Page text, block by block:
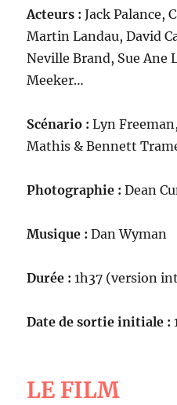
Acteurs : Jack Palance,
Martin Landau, David
Neville Brand, Sue Ane
Meeker…
Scénario :Lyn
Mathis & Bennett
Photographie : Dean
Musique :Dan Wyman
Durée : 1h37 (version
Date de sortie initiale :
LE FILM